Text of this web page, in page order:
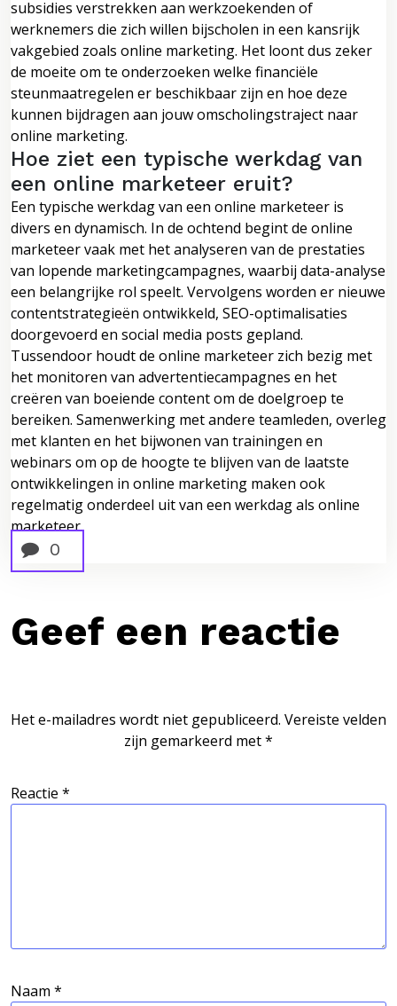
subsidies verstrekken aan werkzoekenden of
werknemers die zich willen bijscholen in een kansrijk
vakgebied zoals online marketing. Het loont dus zeker
de moeite om te onderzoeken welke financiële
steunmaatregelen er beschikbaar zijn en hoe deze
kunnen bijdragen aan jouw omscholingstraject naar
online marketing.
Hoe ziet een typische werkdag van
een online marketeer eruit?
Een typische werkdag van een online marketeer is
divers en dynamisch. In de ochtend begint de online
marketeer vaak met het analyseren van de prestaties
van lopende marketingcampagnes, waarbij data-analyse
een belangrijke rol speelt. Vervolgens worden er nieuwe
contentstrategieën ontwikkeld, SEO-optimalisaties
doorgevoerd en social media posts gepland.
Tussendoor houdt de online marketeer zich bezig met
het monitoren van advertentiecampagnes en het
creëren van boeiende content om de doelgroep te
bereiken. Samenwerking met andere teamleden, overleg
met klanten en het bijwonen van trainingen en
webinars om op de hoogte te blijven van de laatste
ontwikkelingen in online marketing maken ook
regelmatig onderdeel uit van een werkdag als online
marketeer.
0
Geef een reactie
Het e-mailadres wordt niet gepubliceerd. Vereiste velden
zijn gemarkeerd met*
Reactie *
Naam *